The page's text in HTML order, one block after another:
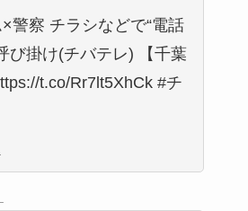
警察 チラシなどで“電話
び掛け(チバテレ) 【千葉
t.co/Rr7lt5XhCk #チ